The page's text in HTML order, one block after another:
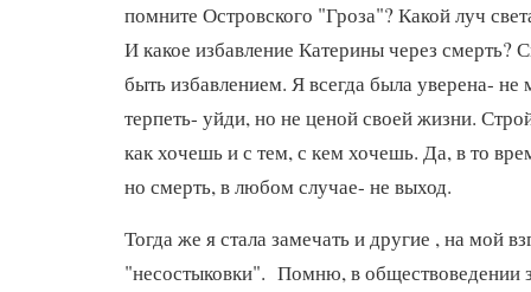
помните Островского "Гроза"? Какой луч
И какое избавление Катерины через смерть?
быть избавлением. Я всегда была уверена-
терпеть- уйди, но не ценой своей жизни.
как хочешь и с тем, с кем хочешь. Да, в то
но смерть, в любом случае- не выход.
Тогда же я стала замечать и другие , на мой
"несостыковки". Помню, в обществоведении